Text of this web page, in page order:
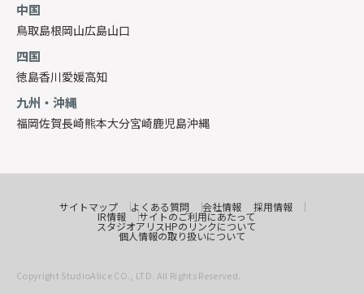
中国
鳥取島根岡山広島山口
四国
徳島香川愛媛高知
九州・沖縄
福岡佐賀長崎熊本大分宮崎鹿児島沖縄
サイトマップ よくある質問 会社情報 採用情報
IR情報 サイトのご利用にあたって
スタジオアリスHPのリンクについて
個人情報の取り扱いについて
Copyright StudioAlice CO., LTD. All Rights Reserved.